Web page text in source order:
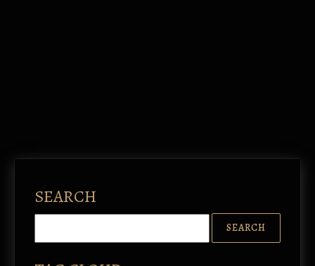
SEARCH